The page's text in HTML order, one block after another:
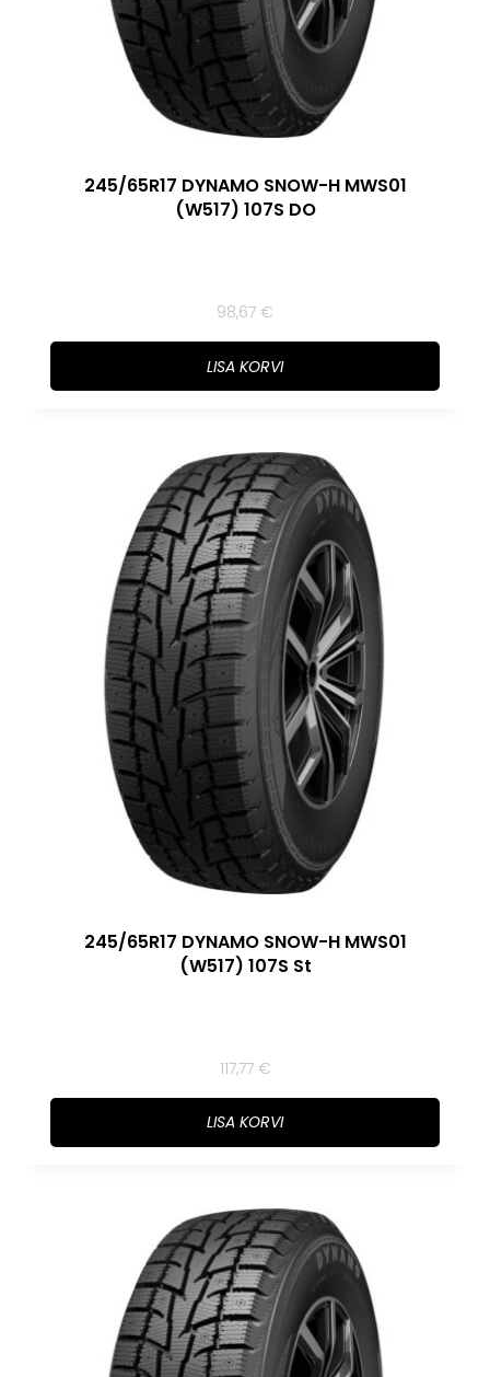
245/65R17 DYNAMO SNOW-H MWS01
(W517) 107S DO
98,67 €
LISA KORVI
245/65R17 DYNAMO SNOW-H MWS01
(W517) 107S St
117,77 €
LISA KORVI